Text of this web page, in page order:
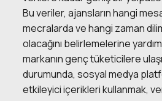
Bu veriler, ajansların hangi
mecralarda ve hangi zaman
olacağını belirlemelerine
markanın genç tüketicilere
durumunda, sosyal medya
etkileyici içerikleri kullanmak,